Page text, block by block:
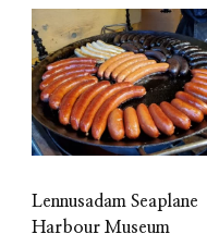
Lennusadam Seaplane
Harbour Museum